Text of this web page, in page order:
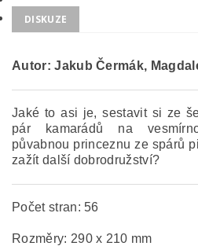
DISKUZE
Autor: Jakub Čermák,
Jaké to asi je, sestavit si ze
pár kamarádů na
půvabnou princeznu ze spárů
zažít další dobrodružství?
Počet stran: 56
Rozměry: 290 x 210 mm